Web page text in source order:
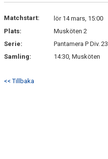
Matchstart:
lör 14 mars, 15:00
Plats:
Musköten 2
Serie:
Pantamera P Div. 23
Samling:
14:30, Musköten
<< Tillbaka